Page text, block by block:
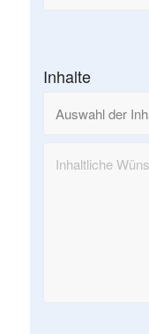
Inhalte